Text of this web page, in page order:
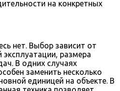
на конкретных
нет. Выбор зависит от
эксплуатации, размера
В одних случаях
заменить несколько
единицей на объекте. В